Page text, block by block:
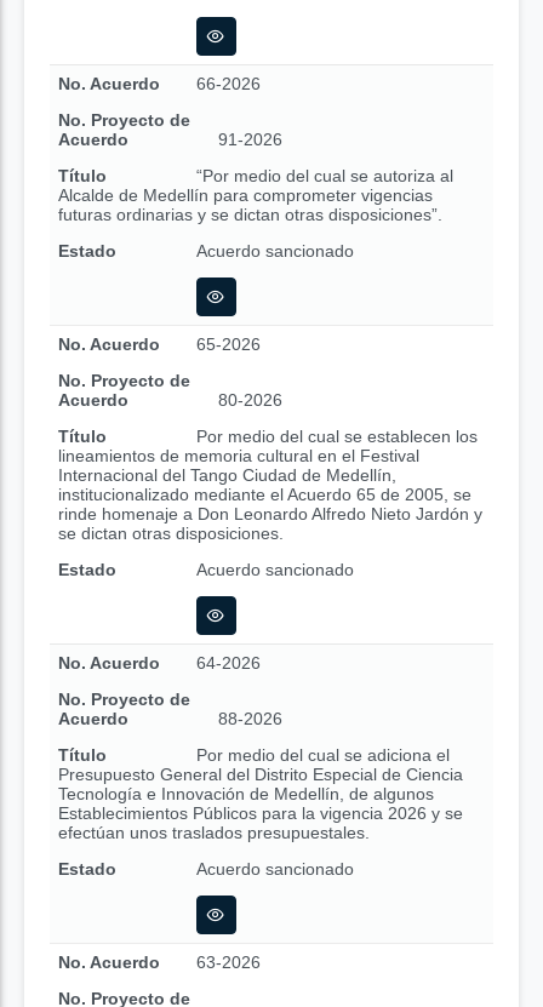
No. Acuerdo
66-2026
No. Proyecto de
Acuerdo
91-2026
Título
“Por medio del cual se autoriza al
Alcalde de Medellín para comprometer vigencias
futuras ordinarias y se dictan otras disposiciones”.
Estado
Acuerdo sancionado
No. Acuerdo
65-2026
No. Proyecto de
Acuerdo
80-2026
Título
Por medio del cual se establecen los
lineamientos de memoria cultural en el Festival
Internacional del Tango Ciudad de Medellín,
institucionalizado mediante el Acuerdo 65 de 2005, se
rinde homenaje a Don Leonardo Alfredo Nieto Jardón y
se dictan otras disposiciones.
Estado
Acuerdo sancionado
No. Acuerdo
64-2026
No. Proyecto de
Acuerdo
88-2026
Título
Por medio del cual se adiciona el
Presupuesto General del Distrito Especial de Ciencia
Tecnología e Innovación de Medellín, de algunos
Establecimientos Públicos para la vigencia 2026 y se
efectúan unos traslados presupuestales.
Estado
Acuerdo sancionado
No. Acuerdo
63-2026
No. Proyecto de